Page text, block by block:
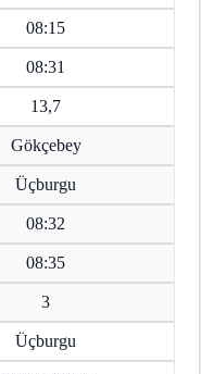
08:15
08:31
13,7
Gökçebey
Üçburgu
08:32
08:35
3
Üçburgu